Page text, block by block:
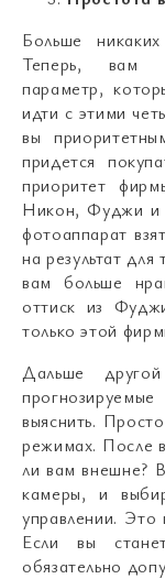
Больше
Теперь, вам
параметр,
идти с этими
вы
придется
приоритет
Никон, Фуджи и
фотоаппарат
на результат
вам больше
оттиск из
только этой
Дальше
выяснить.
режимах. После
ли вам внешне?
камеры, и
управлении.
Если вы
обязательно